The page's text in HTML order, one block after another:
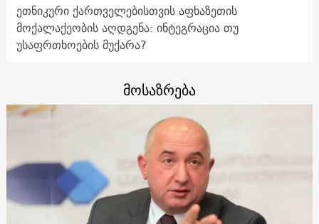
ეთნიკური ქართველებისთვის აფხაზეთის
მოქალაქეობის აღდგენა: ინტეგრაცია თუ
უსაფრთხოების მუქარა?
მოსაზრება